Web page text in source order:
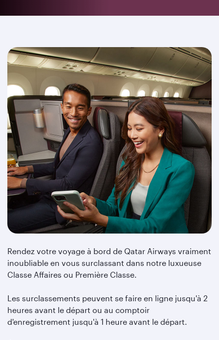
Rendez votre voyage à bord de Qatar Airways vraiment
inoubliable en vous surclassant dans notre luxueuse
Classe Affaires ou Première Classe.
Les surclassements peuvent se faire en ligne jusqu'à 2
heures avant le départ ou au comptoir
d'enregistrement jusqu'à 1 heure avant le départ.